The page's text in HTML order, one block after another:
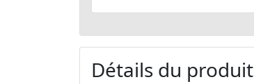
Détails du produit